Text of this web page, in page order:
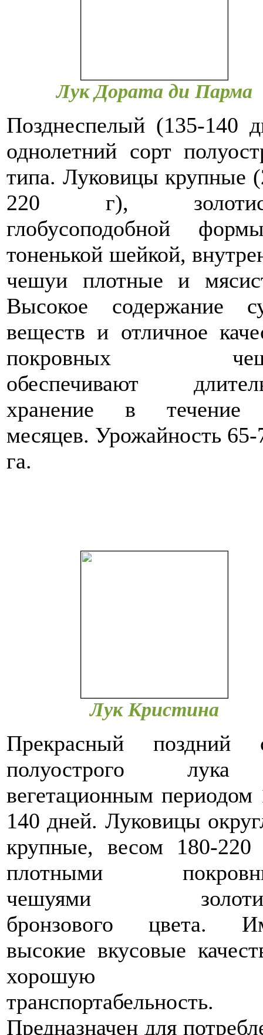
Лук Дората ди Парма
Позднеспелый (135-140
однолетний сорт
типа. Луковицы крупные
220 г),
глобусоподобной
тоненькой шейкой,
чешуи плотные и
Высокое содержание
веществ и отличное
покровных
обеспечивают
хранение в течение
месяцев. Урожайность 65-
га.
Лук Кристина
Прекрасный поздний
полуострого
вегетационным периодом
140 дней. Луковицы
крупные, весом 180-
плотными
чешуями
бронзового цвета.
высокие вкусовые
хорошую
транспортабельность.
Предназначен для